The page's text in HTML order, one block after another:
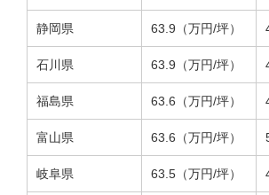
静岡県 63.9（万円/坪）
石川県 63.9（万円/坪）
福島県 63.6（万円/坪）
富山県 63.6（万円/坪）
岐阜県 63.5（万円/坪）